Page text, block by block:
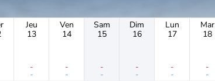
Jeu
13
-
-
Ven
14
-
-
Sam
15
-
-
Dim
16
-
-
Lun
17
-
-
Mar
18
-
-